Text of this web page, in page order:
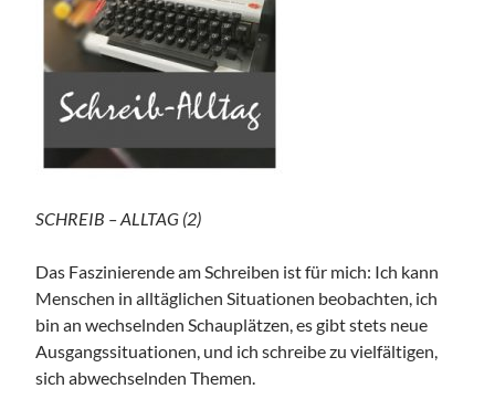
SCHREIB – ALLTAG (2)
Das Faszinierende am Schreiben ist für mich: Ich kann
Menschen in alltäglichen Situationen beobachten, ich
bin an wechselnden Schauplätzen, es gibt stets neue
Ausgangssituationen, und ich schreibe zu vielfältigen,
sich abwechselnden Themen.